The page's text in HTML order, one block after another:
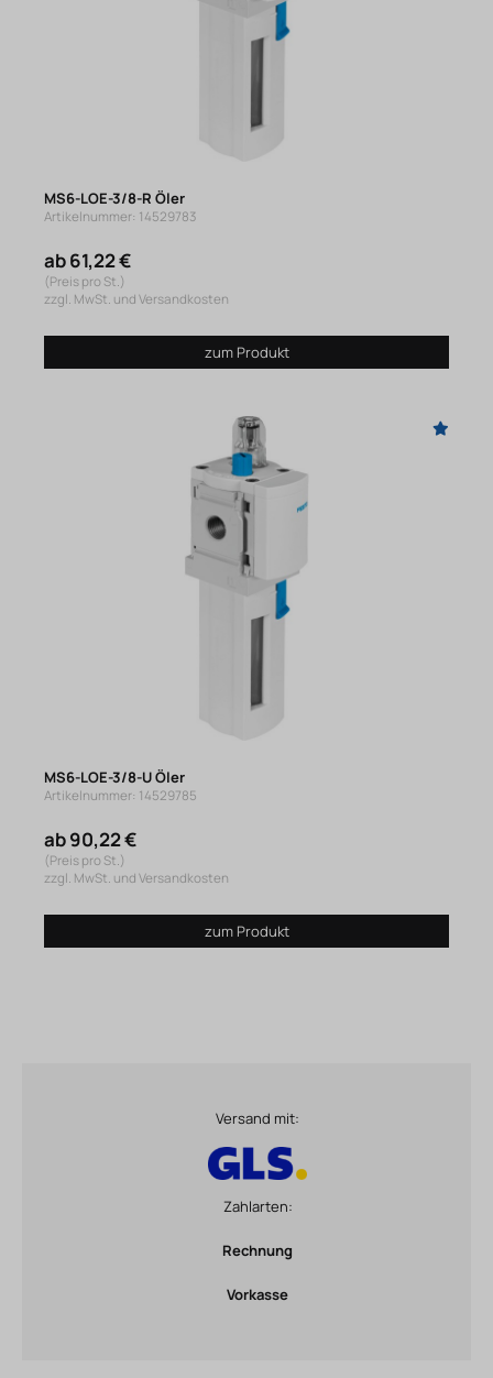
MS6-LOE-3/8-R Öler
Artikelnummer: 14529783
ab 61,22 €
(Preis pro St.)
zzgl. MwSt. und Versandkosten
zum Produkt
MS6-LOE-3/8-U Öler
Artikelnummer: 14529785
ab 90,22 €
(Preis pro St.)
zzgl. MwSt. und Versandkosten
zum Produkt
Versand mit:
Zahlarten:
Rechnung
Vorkasse